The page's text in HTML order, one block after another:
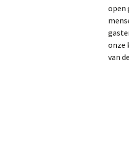
open
onze
van